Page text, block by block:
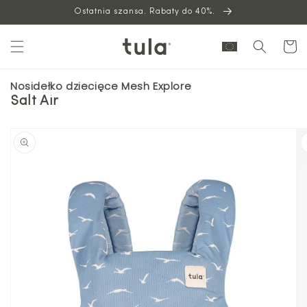
Ostatnia szansa. Rabaty do 40%.
Wózek
Nosidełko dziecięce Mesh Explore
Salt Air
Przejdź
informacji